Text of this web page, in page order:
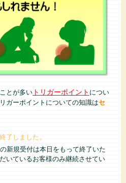
とが多い トリガーポイント につい
ガーポイントについての知識はセ
了しました。
新規受付は本日をもって終了いた
いているお客様のみ継続させてい